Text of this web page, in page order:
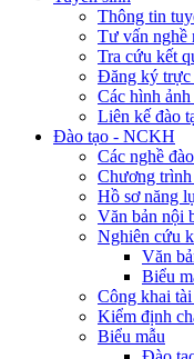
Thông tin
Tư vấn nghề
Tra cứu kết
Đăng ký trực
Các hình
Liên kế đào
Đào tạo - NCKH
Các nghề
Chương trình
Hồ sơ năng
Văn bản nội
Nghiên cứu
Văn
Biểu
Công khai
Kiểm định
Biểu mẫu